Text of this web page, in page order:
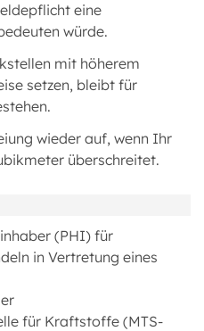
eine
würde.
mit höherem
setzen, bleibt für
wieder auf, wenn Ihr
überschreitet.
(PHI) für
in Vertretung eines
für Kraftstoffe (MTS-